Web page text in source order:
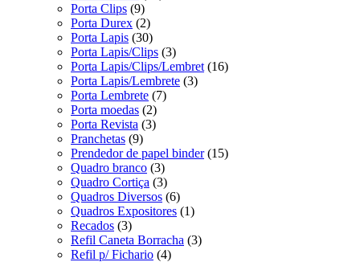
Porta Clips (9)
Porta Durex (2)
Porta Lapis (30)
Porta Lapis/Clips (3)
Porta Lapis/Clips/Lembret (16)
Porta Lapis/Lembrete (3)
Porta Lembrete (7)
Porta moedas (2)
Porta Revista (3)
Pranchetas (9)
Prendedor de papel binder (15)
Quadro branco (3)
Quadro Cortiça (3)
Quadros Diversos (6)
Quadros Expositores (1)
Recados (3)
Refil Caneta Borracha (3)
Refil p/ Fichario (4)